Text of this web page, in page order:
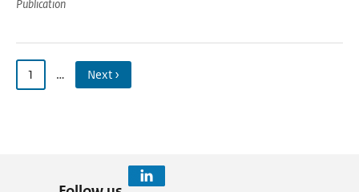
Publication
1 … Next ›